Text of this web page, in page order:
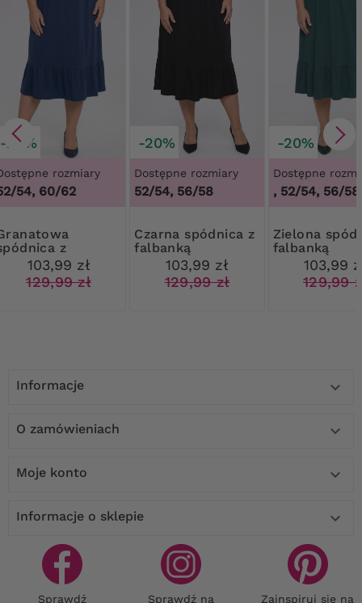
-20%
rozmiary
54, 60/62
z
103,99 zł
129,99 zł
-20%
Dostępne rozmiary
52/54, 56/58
Czarna spódnica z
falbanką
103,99 zł
129,99 zł
-20%
Dostępne
48/50, 52/54, 56/58,
Zielona spódnica z
falbanką
103,99
129,99
Informacje 
O zamówieniach 
Moje konto 
Informacje o sklepie 
Sprawdź Sprawdź na Zainspiruj się na